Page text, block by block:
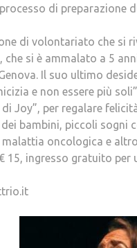
di
di volontariato che
che si è ammalato a 5
Il suo ultimo
e non essere più
di Joy”, per regalare
bambini, piccoli sogni
oncologica e
15, ingresso gratuito per